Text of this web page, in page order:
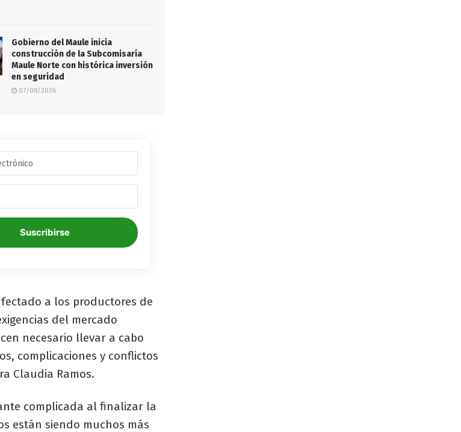
Gobierno del Maule inicia
construcción de la Subcomisaría
Maule Norte con histórica inversión
en seguridad
07/08/2026
Suscribirse
a los productores de
del mercado
necesario llevar a cabo
complicaciones y conflictos
Claudia Ramos.
complicada al finalizar la
están siendo muchos más